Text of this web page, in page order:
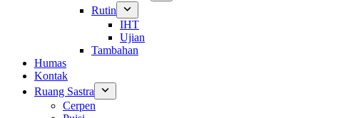
Rutin
IHT
Ujian
Tambahan
Humas
Kontak
Ruang Sastra
Cerpen